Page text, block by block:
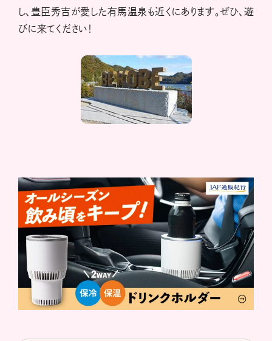
し、豊臣秀吉が愛した有馬温泉も近くにあります。ぜひ、遊
びに来てください！